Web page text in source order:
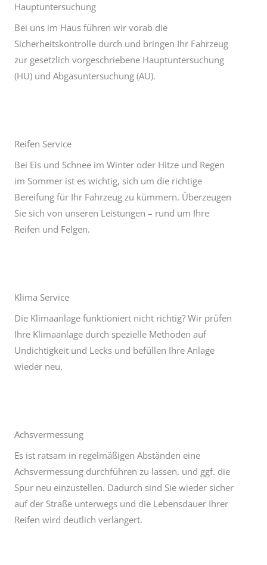
Hauptuntersuchung
Bei uns im Haus führen wir vorab die
Sicherheitskontrolle durch und bringen Ihr Fahrzeug
zur gesetzlich vorgeschriebene Hauptuntersuchung
(HU) und Abgasuntersuchung (AU).
Reifen Service
Bei Eis und Schnee im Winter oder Hitze und Regen
im Sommer ist es wichtig, sich um die richtige
Bereifung für Ihr Fahrzeug zu kümmern. Überzeugen
Sie sich von unseren Leistungen – rund um Ihre
Reifen und Felgen.
Klima Service
Die Klimaanlage funktioniert nicht richtig? Wir prüfen
Ihre Klimaanlage durch spezielle Methoden auf
Undichtigkeit und Lecks und befüllen Ihre Anlage
wieder neu.
Achsvermessung
Es ist ratsam in regelmäßigen Abständen eine
Achsvermessung durchführen zu lassen, und ggf. die
Spur neu einzustellen. Dadurch sind Sie wieder sicher
auf der Straße unterwegs und die Lebensdauer Ihrer
Reifen wird deutlich verlängert.